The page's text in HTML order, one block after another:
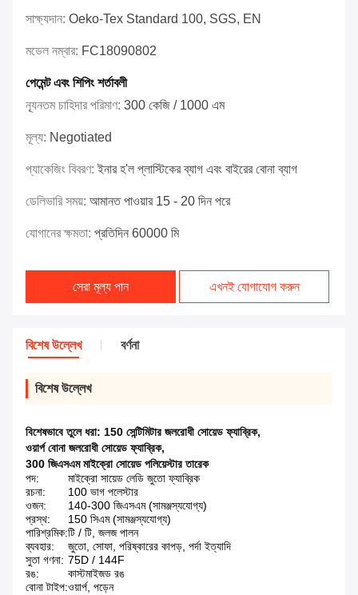
সাক্ষ্যদান: Oeko-Tex Standard 100, SGS, EN
মডেল নম্বার: FC18090802
পেমেন্ট এবং শিপিং শর্তাবলী
ন্যূনতম চাহিদার পরিমাণ: 300 কেজি / 1000 এম
মূল্য: Negotiated
প্যাকেজিং বিবরণ: ইনার হ'ল প্লাস্টিকের ব্যাগ এবং বাইরের বোনা ব্যাগ
ডেলিভারি সময়: আমানত পাওয়ার 15 - 20 দিন পরে
যোগানের ক্ষমতা: প্রতিদিন 60000 মি
সেরা মূল্য পান এখনই যোগাযোগ করুন
বিশেষ উল্লেখ বর্ণনা
বিশেষ উল্লেখ
বিশেষভাবে তুলে ধরা: 150 সেন্টিমিটার জলরোধী সোয়েড ফ্যাব্রিক,
ওয়ার্প বোনা জলরোধী সোয়েড ফ্যাব্রিক,
300 জিএসএম মাইক্রো সোয়েড পলিয়েস্টার তারেক
পদ:
মাইক্রো সায়েড লেডি জুতো ফ্যাব্রিক
রচনা:
100 ভাগ পলেস্টার
ওজন:
140-300 জিএসএম (সামঞ্জস্যযোগ্য)
প্রস্থ:
150 সিএম (সামঞ্জস্যযোগ্য)
পারিশ্রমিক:টি / টি, জলজ পালন
ব্যবহার:
জুতো, সোফা, পরিষ্কারের কাপড়, পর্দা ইত্যাদি
সুতা গণনা: 75D / 144F
রঙ:
কাস্টমাইজড রঙ
বোনা টাইপ:ওয়ার্প, পড়েন